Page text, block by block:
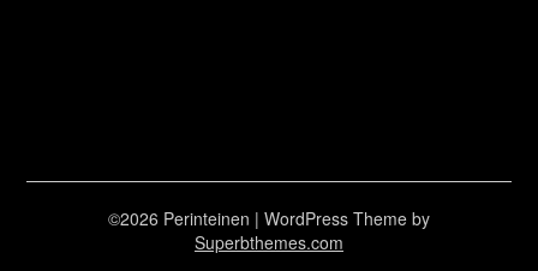
©2026 Perinteinen | WordPress Theme by
Superbthemes.com